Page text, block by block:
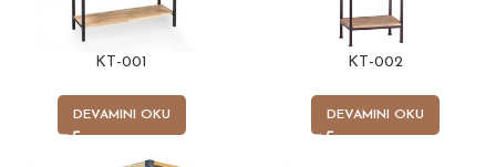
KT-001
DEVAMINI OKU
KT-002
DEVAMINI OKU